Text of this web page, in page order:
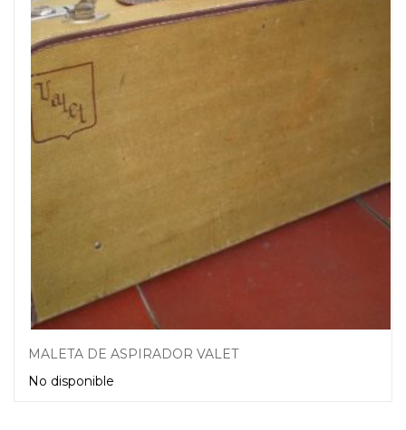
MALETA DE ASPIRADOR VALET
No disponible